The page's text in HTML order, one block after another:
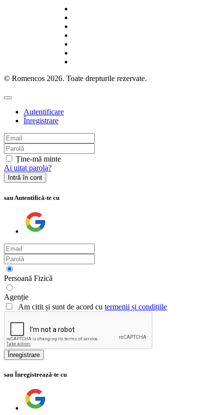
© Romencos 2026. Toate drepturile rezervate.
Autentificare
Înregistrare
Ține-mă minte
Ai uitat parola?
Intră în cont
sau Autentifică-te cu
Persoană Fizică
Agenție
Am citit și sunt de acord cu termenii și condițiile
Înregistrare
sau Înregistrează-te cu